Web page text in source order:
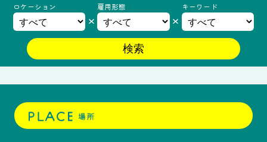
ロケーション
雇用形態 キーワード